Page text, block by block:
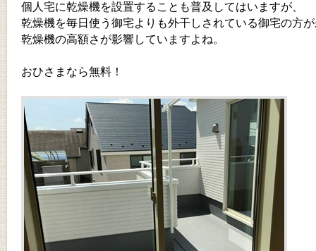
個人宅に乾燥機を設置することも普及してはいますが、
乾燥機を毎日使う御宅よりも外干しされている御宅の方
乾燥機の高額さが影響していますよね。
おひさまなら無料！